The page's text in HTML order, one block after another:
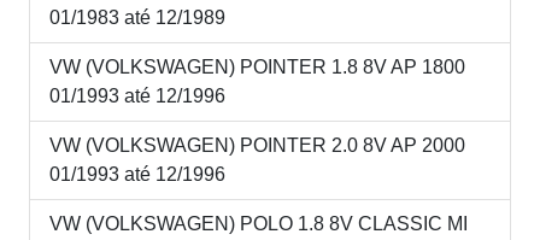
01/1983 até 12/1989
VW (VOLKSWAGEN) POINTER 1.8 8V AP 1800
01/1993 até 12/1996
VW (VOLKSWAGEN) POINTER 2.0 8V AP 2000
01/1993 até 12/1996
VW (VOLKSWAGEN) POLO 1.8 8V CLASSIC MI